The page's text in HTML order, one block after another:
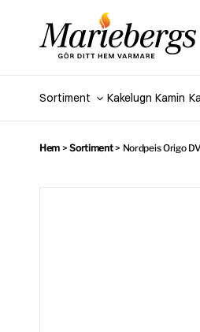
Sortiment Kakelugn Kamin
Hem >Sortiment> Nordpeis Origo